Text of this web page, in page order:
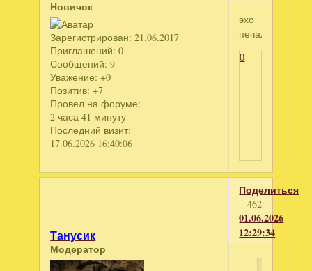
Новичок
Зарегистрирован: 21.06.2017
Приглашений: 0
Сообщений: 9
Уважение: +0
Позитив: +7
Провел на форуме:
2 часа 41 минуту
Последний визит:
17.06.2026 16:40:06
эхо
печали
0
Поделиться
462
01.06.2026
12:29:34
Танусик
Модератор